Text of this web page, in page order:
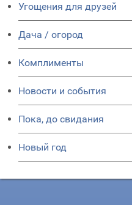
Угощения для друзей
Дача / огород
Комплименты
Новости и события
Пока, до свидания
Новый год